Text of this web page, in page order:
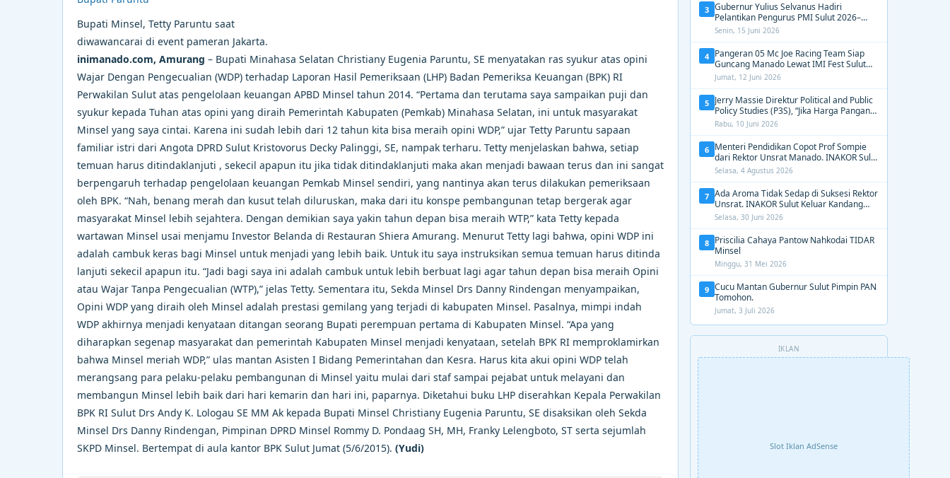
Bupati Minsel, Tetty Paruntu saat
diwawancarai di event pameran Jakarta.
inimanado.com, Amurang – Bupati Minahasa Selatan Christiany Eugenia Paruntu, SE menyatakan ras syukur atas opini
Wajar Dengan Pengecualian (WDP) terhadap Laporan Hasil Pemeriksaan (LHP) Badan Pemeriksa Keuangan (BPK) RI
Perwakilan Sulut atas pengelolaan keuangan APBD Minsel tahun 2014. “Pertama dan terutama saya sampaikan puji dan
syukur kepada Tuhan atas opini yang diraih Pemerintah Kabupaten (Pemkab) Minahasa Selatan, ini untuk masyarakat
Minsel yang saya cintai. Karena ini sudah lebih dari 12 tahun kita bisa meraih opini WDP,” ujar Tetty Paruntu sapaan
familiar istri dari Angota DPRD Sulut Kristovorus Decky Palinggi, SE, nampak terharu. Tetty menjelaskan bahwa, setiap
temuan harus ditindaklanjuti , sekecil apapun itu jika tidak ditindaklanjuti maka akan menjadi bawaan terus dan ini sangat
berpengaruh terhadap pengelolaan keuangan Pemkab Minsel sendiri, yang nantinya akan terus dilakukan pemeriksaan
oleh BPK. “Nah, benang merah dan kusut telah diluruskan, maka dari itu konspe pembangunan tetap bergerak agar
masyarakat Minsel lebih sejahtera. Dengan demikian saya yakin tahun depan bisa meraih WTP,” kata Tetty kepada
wartawan Minsel usai menjamu Investor Belanda di Restauran Shiera Amurang. Menurut Tetty lagi bahwa, opini WDP ini
adalah cambuk keras bagi Minsel untuk menjadi yang lebih baik. Untuk itu saya instruksikan semua temuan harus ditinda
lanjuti sekecil apapun itu. “Jadi bagi saya ini adalah cambuk untuk lebih berbuat lagi agar tahun depan bisa meraih Opini
atau Wajar Tanpa Pengecualian (WTP),” jelas Tetty. Sementara itu, Sekda Minsel Drs Danny Rindengan menyampaikan,
Opini WDP yang diraih oleh Minsel adalah prestasi gemilang yang terjadi di kabupaten Minsel. Pasalnya, mimpi indah
WDP akhirnya menjadi kenyataan ditangan seorang Bupati perempuan pertama di Kabupaten Minsel. “Apa yang
diharapkan segenap masyarakat dan pemerintah Kabupaten Minsel menjadi kenyataan, setelah BPK RI memproklamirkan
bahwa Minsel meriah WDP,” ulas mantan Asisten I Bidang Pemerintahan dan Kesra. Harus kita akui opini WDP telah
merangsang para pelaku-pelaku pembangunan di Minsel yaitu mulai dari staf sampai pejabat untuk melayani dan
membangun Minsel lebih baik dari hari kemarin dan hari ini, paparnya. Diketahui buku LHP diserahkan Kepala Perwakilan
BPK RI Sulut Drs Andy K. Lologau SE MM Ak kepada Bupati Minsel Christiany Eugenia Paruntu, SE disaksikan oleh Sekda
Minsel Drs Danny Rindengan, Pimpinan DPRD Minsel Rommy D. Pondaag SH, MH, Franky Lelengboto, ST serta sejumlah
SKPD Minsel. Bertempat di aula kantor BPK Sulut Jumat (5/6/2015). (Yudi)
3 Gubernur Yulius Selvanus Hadiri
Pelantikan Pengurus PMI Sulut 2026–
2031, Tekankan Gerak Cepat untuk
Kemanusiaan
Senin, 15 Juni 2026
4 Pangeran 05 Mc Joe Racing Team Siap
Guncang Manado Lewat IMI Fest Sulut
2026 Apex Drag Championship
Jumat, 12 Juni 2026
5 Jerry Massie Direktur Political and Public
Policy Studies (P3S), “Jika Harga Pangan
Tak Terkendali, Zulhas dan Budi Santoso
Tak Layak Dipertahankan”
Rabu, 10 Juni 2026
6 Menteri Pendidikan Copot Prof Sompie
dari Rektor Unsrat Manado. INAKOR Sulut
Kawal Unsur Pidana dan Siap Bongkar
Aroma Busuk di Suksesi Rektor
Selasa, 4 Agustus 2026
7 Ada Aroma Tidak Sedap di Suksesi Rektor
Unsrat. INAKOR Sulut Keluar Kandang
Kawal Proses Seleksi
Selasa, 30 Juni 2026
8 Priscilia Cahaya Pantow Nahkodai TIDAR
Minsel
Minggu, 31 Mei 2026
9 Cucu Mantan Gubernur Sulut Pimpin PAN
Tomohon.
Jumat, 3 Juli 2026
IKLAN
Slot Iklan AdSense